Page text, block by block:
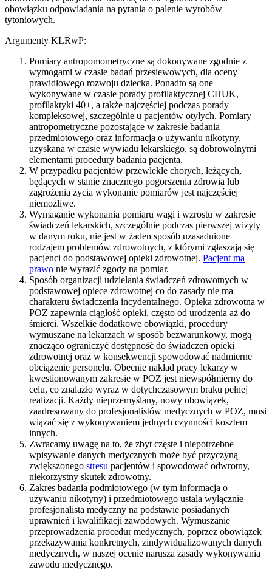
obowiązku odpowiadania na pytania o palenie wyrobów
tytoniowych.
Argumenty KLRwP:
Pomiary antropomometryczne są dokonywane zgodnie z
wymogami w czasie badań przesiewowych, dla oceny
prawidłowego rozwoju dziecka. Ponadto są one
wykonywane w czasie porady profilaktycznej CHUK,
profilaktyki 40+, a także najczęściej podczas porady
kompleksowej, szczególnie u pacjentów otyłych. Pomiary
antropometryczne pozostające w zakresie badania
przedmiotowego oraz informacja o używaniu nikotyny,
uzyskana w czasie wywiadu lekarskiego, są dobrowolnymi
elementami procedury badania pacjenta.
W przypadku pacjentów przewlekle chorych, leżących,
będących w stanie znacznego pogorszenia zdrowia lub
zagrożenia życia wykonanie pomiarów jest najczęściej
niemożliwe.
Wymaganie wykonania pomiaru wagi i wzrostu w zakresie
świadczeń lekarskich, szczególnie podczas pierwszej wizyty
w danym roku, nie jest w żaden sposób uzasadnione
rodzajem problemów zdrowotnych, z którymi zgłaszają się
pacjenci do podstawowej opieki zdrowotnej. Pacjent ma
prawo nie wyrazić zgody na pomiar.
Sposób organizacji udzielania świadczeń zdrowotnych w
podstawowej opiece zdrowotnej co do zasady nie ma
charakteru świadczenia incydentalnego. Opieka zdrowotna w
POZ zapewnia ciągłość opieki, często od urodzenia aż do
śmierci. Wszelkie dodatkowe obowiązki, procedury
wymuszane na lekarzach w sposób bezwarunkowy, mogą
znacząco ograniczyć dostępność do świadczeń opieki
zdrowotnej oraz w konsekwencji spowodować nadmierne
obciążenie personelu. Obecnie nakład pracy lekarzy w
kwestionowanym zakresie w POZ jest niewspółmierny do
celu, co znalazło wyraz w dotychczasowym braku pełnej
realizacji. Każdy nieprzemyślany, nowy obowiązek,
zaadresowany do profesjonalistów medycznych w POZ, musi
wiązać się z wykonywaniem jednych czynności kosztem
innych.
Zwracamy uwagę na to, że zbyt częste i niepotrzebne
wpisywanie danych medycznych może być przyczyną
zwiększonego stresu pacjentów i spowodować odwrotny,
niekorzystny skutek zdrowotny.
Zakres badania podmiotowego (w tym informacja o
używaniu nikotyny) i przedmiotowego ustala wyłącznie
profesjonalista medyczny na podstawie posiadanych
uprawnień i kwalifikacji zawodowych. Wymuszanie
przeprowadzenia procedur medycznych, poprzez obowiązek
przekazywania konkretnych, zindywidualizowanych danych
medycznych, w naszej ocenie narusza zasady wykonywania
zawodu medycznego.